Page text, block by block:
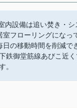
内設備は追い焚き・シ
フローリングになっ
の移動時間を削減で
鉄御堂筋線あびこ近
。